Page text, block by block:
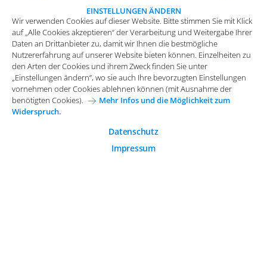
Impressum Datenschutz
Wir verwenden Cookies auf dieser Website. Bitte stimmen Sie mit Klick
auf „Alle Cookies akzeptieren“ der Verarbeitung und Weitergabe Ihrer
Daten an Drittanbieter zu, damit wir Ihnen die bestmögliche
Nutzererfahrung auf unserer Website bieten können. Einzelheiten zu
den Arten der Cookies und ihrem Zweck finden Sie unter
„Einstellungen ändern“, wo sie auch Ihre bevorzugten Einstellungen
vornehmen oder Cookies ablehnen können (mit Ausnahme der
benötigten Cookies).
Mehr Infos und die Möglichkeit zum
Widerspruch.
Datenschutz
Impressum
EINSTELLUNGEN ÄNDERN
„Einstellungen ändern“, wo sie auch Ihre bevorzugten Einstellungen
vornehmen oder Cookies ablehnen können (mit Ausnahme der
benötigten Cookies).
Mehr Infos und die Möglichkeit zum
Widerspruch.
Funktionale Cookies
Diese Cookies sind essenziell wichtig für die einwandfreie
Funktion der Website.
Analytische Cookies
Analytische Cookies werden verwendet, um das